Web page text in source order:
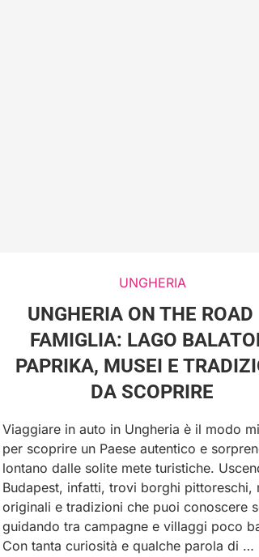
UNGHERIA
UNGHERIA ON THE ROAD
FAMIGLIA: LAGO
PAPRIKA, MUSEI E
DA SCOPRIRE
Viaggiare in auto in Ungheria è il modo
per scoprire un Paese autentico e
lontano dalle solite mete turistiche.
Budapest, infatti, trovi borghi pittoreschi,
originali e tradizioni che puoi conoscere
guidando tra campagne e villaggi poco
Con tanta curiosità e qualche parola di …